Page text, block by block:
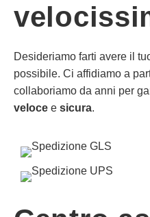
Desideriamo farti avere il
possibile. Ci affidiamo a
collaboriamo da anni per
veloce e sicura.